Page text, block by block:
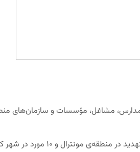
مشاغل، مؤسسات و سازمان‌های
در شهر کبک گزارش شده است.